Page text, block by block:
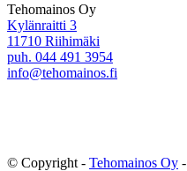
Tehomainos Oy
Kylänraitti 3
11710 Riihimäki
puh. 044 491 3954
info@tehomainos.fi
© Copyright - Tehomainos Oy -